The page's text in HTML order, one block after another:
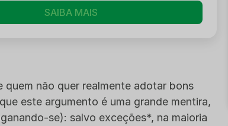
SAIBA MAIS
não quer realmente adotar bons
este argumento é uma grande mentira,
se): salvo exceções*, na maioria